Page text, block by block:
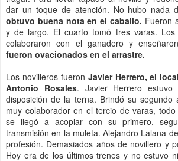
dar un toque de atención. No hubo nada
obtuvo buena nota en el caballo. Fueron
y de largo. El cuarto tomó tres varas.
colaboraron con el ganadero y
fueron ovacionados en el arrastre.
Los novilleros fueron Javier Herrero, el
Antonio Rosales. Javier Herrero
disposición de la terna. Brindó su segundo
muy colaborador en el tercio de varas,
se llegó a acoplar con su primero,
transmisión en la muleta. Alejandro Lalana
profesión. Demasiados años de novillero y
Hoy era de los últimos trenes y no estuvo